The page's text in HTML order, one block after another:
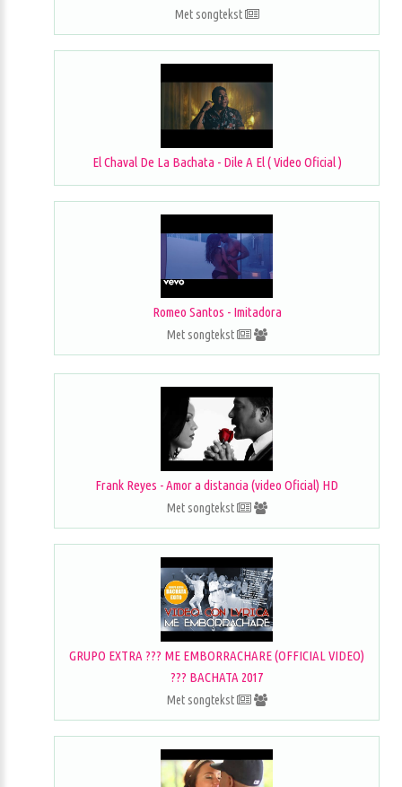
Met songtekst
El Chaval De La Bachata - Dile A El ( Video Oficial )
Romeo Santos - Imitadora
Met songtekst
Frank Reyes - Amor a distancia (video Oficial) HD
Met songtekst
GRUPO EXTRA ??? ME EMBORRACHARE (OFFICIAL VIDEO)
??? BACHATA 2017
Met songtekst